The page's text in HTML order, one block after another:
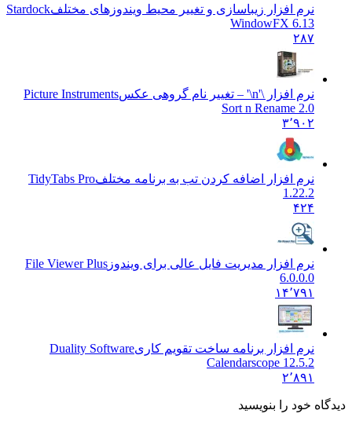
نرم افزار زیباسازی و تغییر محیط ویندوزهای مختلفStardock
WindowFX 6.13
۲۸۷
نرم افزار \'n\' – تغییر نام گروهی عکس
Picture Instruments
Sort n Rename 2.0
۳٬۹۰۲
نرم افزار اضافه کردن تب به برنامه مختلفTidyTabs Pro
1.22.2
۴۲۴
نرم افزار مدیریت فایل عالی برای ویندوز File Viewer Plus
6.0.0.0
۱۴٬۷۹۱
نرم افزار برنامه ساخت تقویم کاریDuality Software
Calendarscope 12.5.2
۲٬۸۹۱
دیدگاه خود را بنویسید